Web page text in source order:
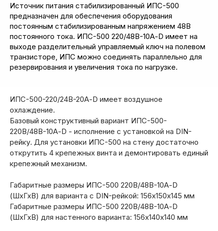
Источник питания стабилизированный ИПС-500
предназначен для обеспечения оборудования
постоянным стабилизированным напряжением 48В
постоянного тока. ИПС-500 220/48В-10А-D имеет на
выходе разделительный управляемый ключ на полевом
транзисторе, ИПС можно соединять параллельно для
резервирования и увеличения тока по нагрузке.
ИПС-500-220/24В-20А-D имеет воздушное
охлаждение.
Базовый конструктивный вариант ИПС-500-
220В/48В-10А-D - исполнение с установкой на DIN-
рейку. Для установки ИПС-500 на стену достаточно
открутить 4 крепежных винта и демонтировать единый
крепежный механизм.
Габаритные размеры ИПС-500 220В/48В-10А-D
(ШхГхВ) для варианта с DIN-рейкой: 156х150х145 мм
Габаритные размеры ИПС-500 220В/48В-10А-D
(ШхГхВ) для настенного варианта: 156х140х140 мм